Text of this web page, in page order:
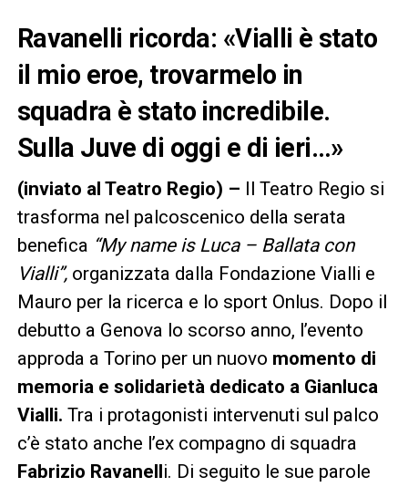
Ravanelli ricorda: «Vialli è stato
il mio eroe, trovarmelo in
squadra è stato incredibile.
Sulla Juve di oggi e di ieri…»
(inviato al Teatro Regio) – Il Teatro Regio si
trasforma nel palcoscenico della serata
benefica “My name is Luca – Ballata con
Vialli”,organizzata dalla Fondazione Vialli e
Mauro per la ricerca e lo sport Onlus. Dopo il
debutto a Genova lo scorso anno, l’evento
approda a Torino per un nuovo momento di
memoria e solidarietà dedicato a Gianluca
Vialli. Tra i protagonisti intervenuti sul palco
c’è stato anche l’ex compagno di squadra
Fabrizio Ravanelli. Di seguito le sue parole